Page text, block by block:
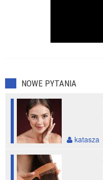
NOWE PYTANIA
katasza